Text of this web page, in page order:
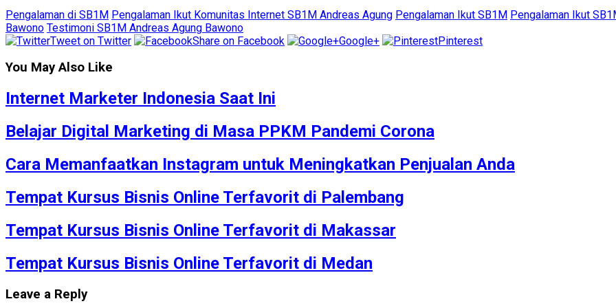
Pengalaman di SB1M Pengalaman Ikut Komunitas Internet SB1M Andreas Agung Pengalaman Ikut SB1M Pengalaman Ikut
Bawono Testimoni SB1M Andreas Agung Bawono
Tweet on Twitter
Share on Facebook Google+ Pinterest
You May Also Like
Internet Marketer Indonesia Saat Ini
Belajar Digital Marketing di Masa PPKM Pandemi Corona
Cara Memanfaatkan Instagram untuk Meningkatkan Penjualan Anda
Tempat Kursus Bisnis Online Terfavorit di Palembang
Tempat Kursus Bisnis Online Terfavorit di Makassar
Tempat Kursus Bisnis Online Terfavorit di Medan
Leave a Reply